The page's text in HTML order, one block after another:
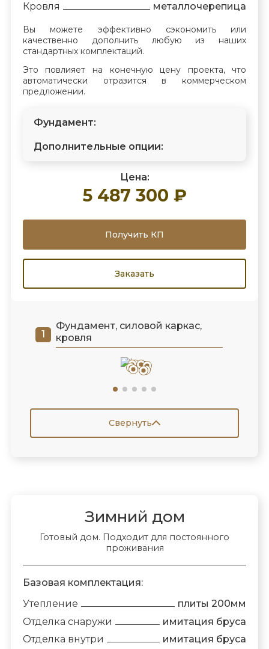
Фундамент, силовой каркас,
кровля
Свернуть
Кровля металлочерепица
Вы можете эффективно сэкономить или
качественно дополнить любую из наших
стандартных комплектаций.
Это повлияет на конечную цену проекта, что
автоматически отразится в коммерческом
предложении.
Фундамент:
Дополнительные опции:
Цена:
5 487 300 ₽
Получить КП
Заказать
Зимний дом
Готовый дом. Подходит для постоянного
проживания
Базовая комплектация:
Утепление
плиты 200мм
Отделка снаружи
имитация бруса
Отделка внутри
имитация бруса